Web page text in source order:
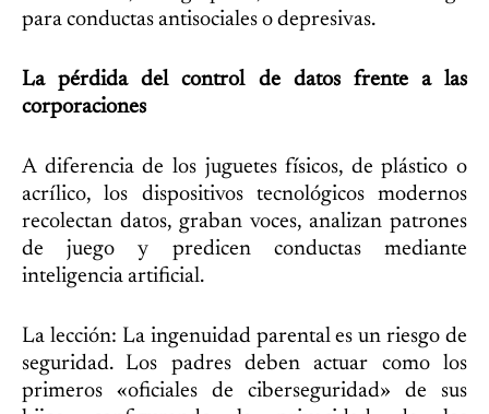
para conductas antisociales o depresivas.
La pérdida del control de datos frente a las
corporaciones
A diferencia de los juguetes físicos, de plástico o
acrílico, los dispositivos tecnológicos modernos
recolectan datos, graban voces, analizan patrones
de juego y predicen conductas mediante
inteligencia artificial.
La lección: La ingenuidad parental es un riesgo de
seguridad. Los padres deben actuar como los
primeros «oficiales de ciberseguridad» de sus